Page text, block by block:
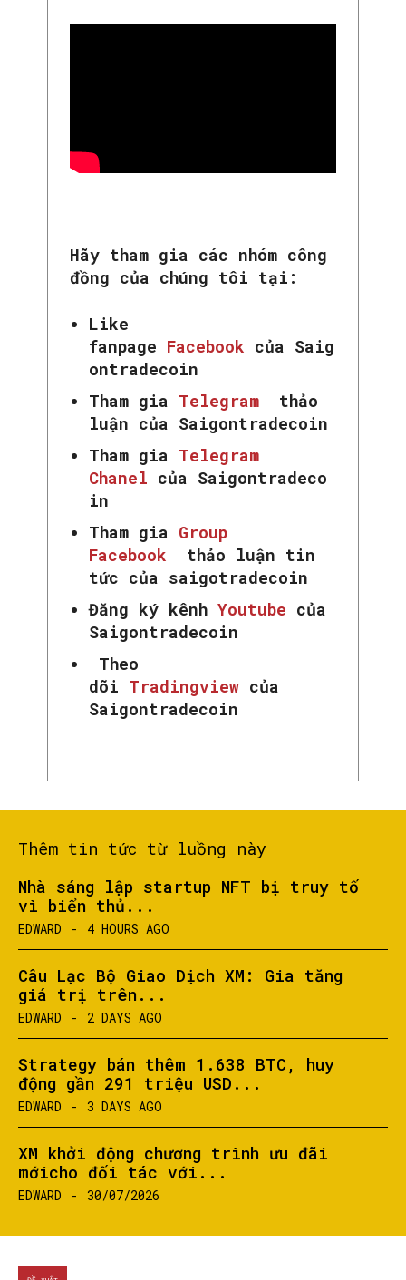
SEARCH...
Hãy tham gia các nhóm công
đồng của chúng tôi tại:
Like
fanpage Facebook của Saig
ontradecoin
Tham gia Telegram
thảo
luận của Saigontradecoin
Tham gia Telegram
Chanel của Saigontradeco
in
Tham gia Group
Facebook
thảo luận tin
tức của saigotradecoin
Đăng ký kênh Youtube của
Saigontradecoin
Theo
dõi Tradingview của
Saigontradecoin
Thêm tin tức từ luồng này
Nhà sáng lập startup NFT bị truy tố
vì biển thủ...
EDWARD - 4 HOURS AGO
Câu Lạc Bộ Giao Dịch XM: Gia tăng
giá trị trên...
EDWARD - 2 DAYS AGO
Strategy bán thêm 1.638 BTC, huy
động gần 291 triệu USD...
EDWARD - 3 DAYS AGO
XM khởi động chương trình ưu đãi
mớicho đối tác với...
EDWARD - 30/07/2026